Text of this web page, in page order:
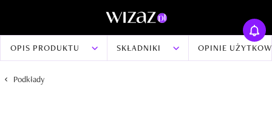
OPIS PRODUKTU SKŁADNIKI OPINIE
Podkłady